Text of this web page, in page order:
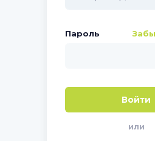
Пароль
Войти
или